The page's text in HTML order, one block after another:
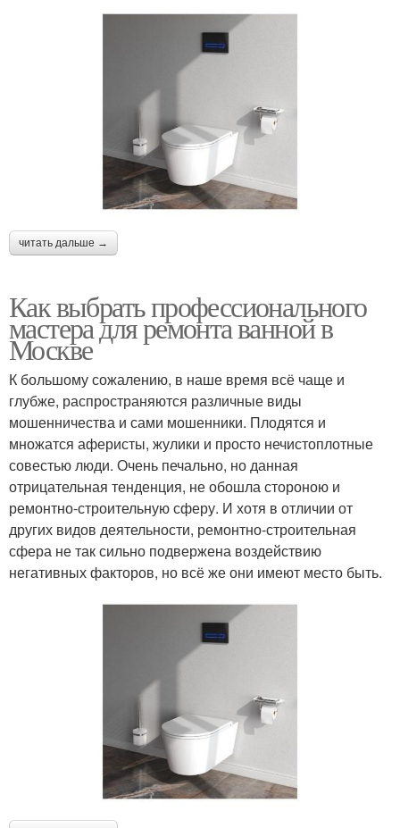
читать дальше →
Как выбрать профессионального
мастера для ремонта ванной в
Москве
К большому сожалению, в наше время всё чаще и
глубже, распространяются различные виды
мошенничества и сами мошенники. Плодятся и
множатся аферисты, жулики и просто нечистоплотные
совестью люди. Очень печально, но данная
отрицательная тенденция, не обошла стороною и
ремонтно-строительную сферу. И хотя в отличии от
других видов деятельности, ремонтно-строительная
сфера не так сильно подвержена воздействию
негативных факторов, но всё же они имеют место быть.